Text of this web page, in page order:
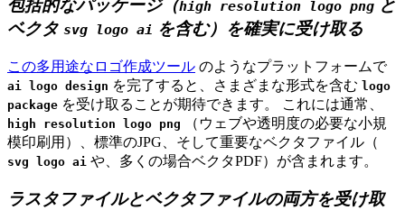
包括的なパッケージ（high resolution logo png と
ベクタ svg logo ai を含む）を確実に受け取る
この多用途なロゴ作成ツール のようなプラットフォームで
ai logo design を完了すると、さまざまな形式を含む logo
package を受け取ることが期待できます。 これには通常、
high resolution logo png
（ウェブや透明度の必要な小規
模印刷用）、標準のJPG、そして重要なベクタファイル（
svg logo ai や、多くの場合ベクタPDF）が含まれます。
ラスタファイルとベクタファイルの両方を受け取